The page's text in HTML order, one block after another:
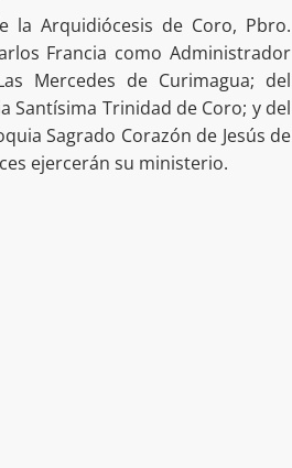
la Arquidiócesis de Coro, Pbro.
Francia como Administrador
Mercedes de Curimagua; del
Santísima Trinidad de Coro; y del
Sagrado Corazón de Jesús de
ejercerán su ministerio.